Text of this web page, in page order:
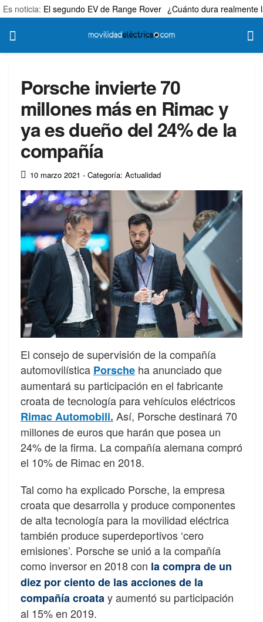
Es noticia: El segundo EV de Range Rover ¿Cuánto dura realmente
Porsche invierte 70
millones más en Rimac y
ya es dueño del 24% de la
compañía
10 marzo 2021 - Categoría: Actualidad
El consejo de supervisión de la compañía
automovilística Porsche ha anunciado que
aumentará su participación en el fabricante
croata de tecnología para vehículos eléctricos
Rimac Automobili. Así, Porsche destinará 70
millones de euros que harán que posea un
24% de la firma. La compañía alemana compró
el 10% de Rimac en 2018.
Tal como ha explicado Porsche, la empresa
croata que desarrolla y produce componentes
de alta tecnología para la movilidad eléctrica
también produce superdeportivos ‘cero
emisiones’. Porsche se unió a la compañía
como inversor en 2018 con la compra de un
diez por ciento de las acciones de la
compañía croatay aumentó su participación
al 15% en 2019.